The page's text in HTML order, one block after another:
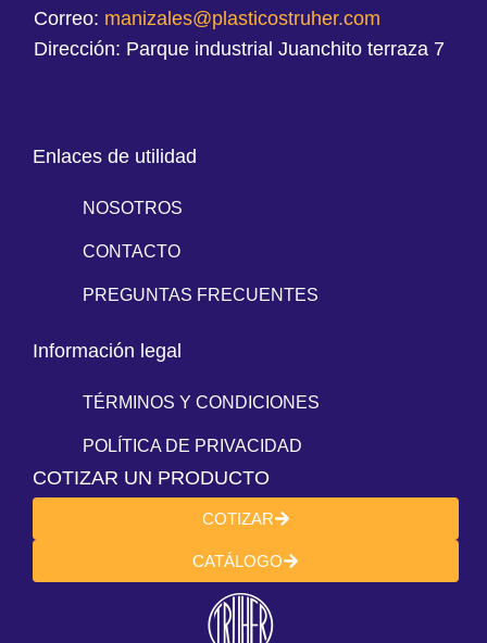
Correo: manizales@plasticostruher.com
Dirección: Parque industrial Juanchito terraza 7
Enlaces de utilidad
NOSOTROS
CONTACTO
PREGUNTAS FRECUENTES
Información legal
TÉRMINOS Y CONDICIONES
POLÍTICA DE PRIVACIDAD
COTIZAR UN PRODUCTO
COTIZAR
CATÁLOGO